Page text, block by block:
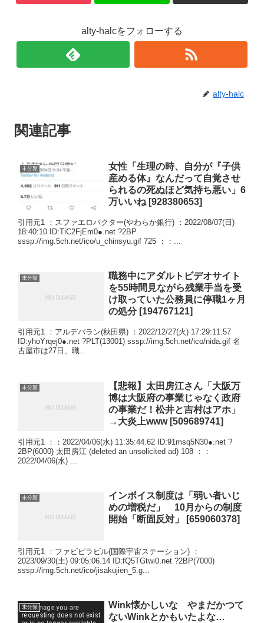
alty-halcをフォローする
alty-halc
関連記事
未分類
女性「生理の時、自分が『子供
産める体』なんだって自覚させ
られるの死ぬほど気持ち悪い」6
万いいね [928380653]
引用元1 ：スファエロバクター(やわらか銀行) ：2022/08/07(日)
18:40:10 ID:TiC2FjEm0●.net ?2BP
sssp://img.5ch.net/ico/u_chinsyu.gif 725 ：：...
未分類
職務中にアダルトビデオサイト
を55時間見ながら残業手当を受
け取っていた公務員に停職1ヶ月
の処分 [194767121]
引用元1 ：アルデバラン(秋田県) ：2022/12/27(火) 17:29:11.57
ID:yhoYrqej0●.net ?PLT(13001) sssp://img.5ch.net/ico/nida.gif 名
古屋市は27日、職...
未分類
【悲報】太田房江さん「大阪万
博は大阪府の事業じゃなく政府
の事業だ！松井と吉村はアホ」
→大炎上www [509689741]
引用元1 ：：2022/04/06(水) 11:35:44.62 ID:91msq5N30●.net ?
2BP(6000) 太田房江 (deleted an unsolicited ad) 108 ：：
2022/04/06(水) ...
未分類
インボイス制度は「弱い者いじ
めの増税だ」 10月からの制度
開始「断固反対」 [659060378]
引用元1 ：ファビピラビル(国際宇宙ステーション) ：
2023/09/30(土) 09:05:06.14 ID:fQ5TGtwi0.net ?2BP(7000)
sssp://img.5ch.net/ico/jisakujien_5.g...
未分類
Wink懐かしいな やまだかつて
ないWinkとかもいたよな…